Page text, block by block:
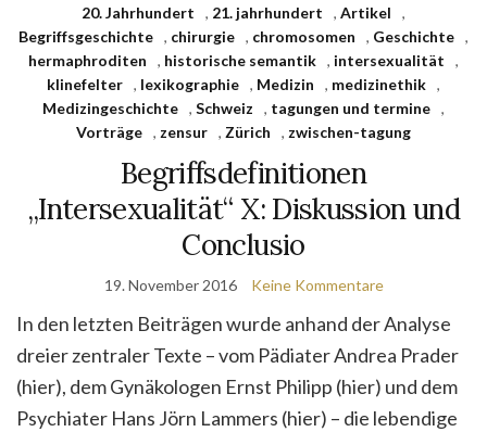
20. Jahrhundert , 21. jahrhundert , Artikel
,
Begriffsgeschichte , chirurgie , chromosomen , Geschichte ,
hermaphroditen
, historische semantik , intersexualität
,
klinefelter , lexikographie , Medizin , medizinethik ,
Medizingeschichte , Schweiz , tagungen und termine ,
Vorträge , zensur , Zürich , zwischen-tagung
Begriffsdefinitionen
„Intersexualität“ X: Diskussion und
Conclusio
19. November 2016 Keine Kommentare
In den letzten Beiträgen wurde anhand der Analyse
dreier zentraler Texte – vom Pädiater Andrea Prader
(hier), dem Gynäkologen Ernst Philipp (hier) und dem
Psychiater Hans Jörn Lammers (hier) – die lebendige